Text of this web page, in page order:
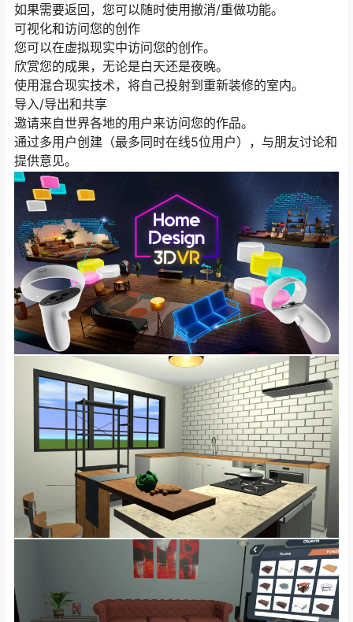
如果需要返回，您可以随时使用撤消/重做功能。
可视化和访问您的创作
您可以在虚拟现实中访问您的创作。
欣赏您的成果，无论是白天还是夜晚。
使用混合现实技术，将自己投射到重新装修的室内。
导入/导出和共享
邀请来自世界各地的用户来访问您的作品。
通过多用户创建（最多同时在线5位用户），与朋友讨论和
提供意见。